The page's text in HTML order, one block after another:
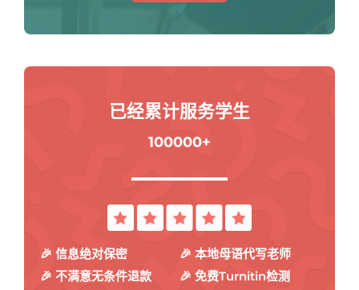
已经累计服务学生
100000+
🎉 信息绝对保密
🎉 本地母语代写老师
🎉 不满意无条件退款
🎉 免费Turnitin检测